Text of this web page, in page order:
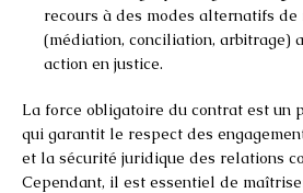
recours à des modes alternatifs
(médiation, conciliation, arbitrage)
action en justice.
La force obligatoire du contrat est un
qui garantit le respect des
et la sécurité juridique des relations
Cependant, il est essentiel de